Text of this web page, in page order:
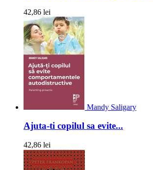
42,86 lei
Mandy Saligary
Ajuta-ti copilul sa evite...
42,86 lei